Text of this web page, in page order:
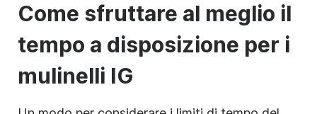
Come sfruttare al meglio il
tempo a disposizione per i
mulinelli IG